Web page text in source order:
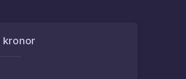
kronor